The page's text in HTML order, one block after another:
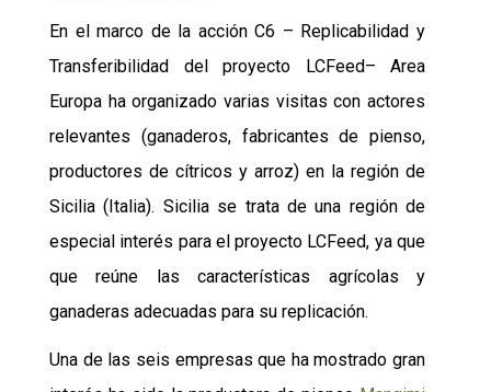
En el marco de la acción C6 – Replicabilidad y
Transferibilidad del proyecto LCFeed– Area
Europa ha organizado varias visitas con actores
relevantes (ganaderos, fabricantes de pienso,
productores de cítricos y arroz) en la región de
Sicilia (Italia). Sicilia se trata de una región de
especial interés para el proyecto LCFeed, ya que
que reúne las características agrícolas y
ganaderas adecuadas para su replicación.
Una de las seis empresas que ha mostrado gran